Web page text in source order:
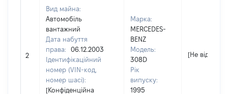
2
Вид майна:
Автомобіль
вантажний
Дата набуття
права:
06.12.2003
Ідентифікаційний
номер (VIN-код,
номер шасі):
[Конфіденційна
Марка:
MERCEDES-
BENZ
Модель:
308D
Рік
випуску:
1995
[Не відомо]